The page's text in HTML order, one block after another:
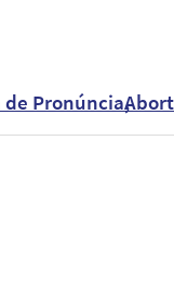
de Pronúncia